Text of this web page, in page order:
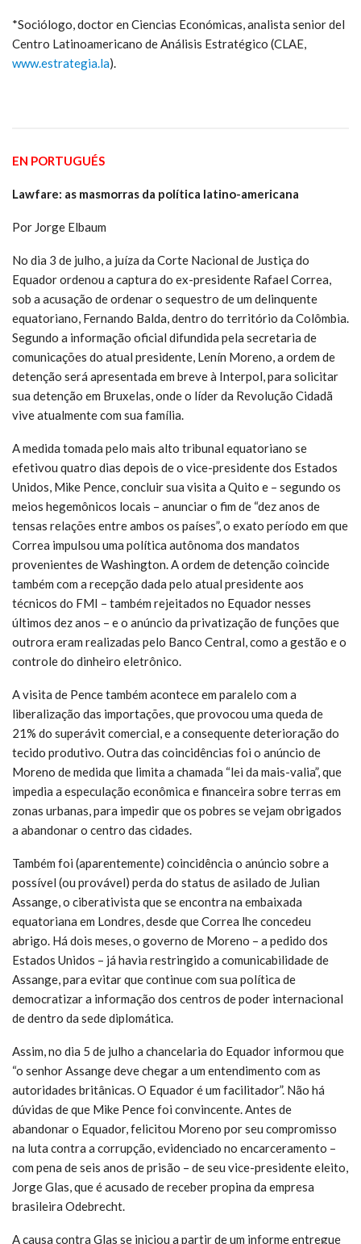
*Sociólogo, doctor en Ciencias Económicas, analista senior del
Centro Latinoamericano de Análisis Estratégico (CLAE,
www.estrategia.la).
EN PORTUGUÉS
Lawfare: as masmorras da política latino-americana
Por Jorge Elbaum
No dia 3 de julho, a juíza da Corte Nacional de Justiça do
Equador ordenou a captura do ex-presidente Rafael Correa,
sob a acusação de ordenar o sequestro de um delinquente
equatoriano, Fernando Balda, dentro do território da Colômbia.
Segundo a informação oficial difundida pela secretaria de
comunicações do atual presidente, Lenín Moreno, a ordem de
detenção será apresentada em breve à Interpol, para solicitar
sua detenção em Bruxelas, onde o líder da Revolução Cidadã
vive atualmente com sua família.
A medida tomada pelo mais alto tribunal equatoriano se
efetivou quatro dias depois de o vice-presidente dos Estados
Unidos, Mike Pence, concluir sua visita a Quito e – segundo os
meios hegemônicos locais – anunciar o fim de “dez anos de
tensas relações entre ambos os países”, o exato período em que
Correa impulsou uma política autônoma dos mandatos
provenientes de Washington. A ordem de detenção coincide
também com a recepção dada pelo atual presidente aos
técnicos do FMI – também rejeitados no Equador nesses
últimos dez anos – e o anúncio da privatização de funções que
outrora eram realizadas pelo Banco Central, como a gestão e o
controle do dinheiro eletrônico.
A visita de Pence também acontece em paralelo com a
liberalização das importações, que provocou uma queda de
21% do superávit comercial, e a consequente deterioração do
tecido produtivo. Outra das coincidências foi o anúncio de
Moreno de medida que limita a chamada “lei da mais-valia”, que
impedia a especulação econômica e financeira sobre terras em
zonas urbanas, para impedir que os pobres se vejam obrigados
a abandonar o centro das cidades.
Também foi (aparentemente) coincidência o anúncio sobre a
possível (ou provável) perda do status de asilado de Julian
Assange, o ciberativista que se encontra na embaixada
equatoriana em Londres, desde que Correa lhe concedeu
abrigo. Há dois meses, o governo de Moreno – a pedido dos
Estados Unidos – já havia restringido a comunicabilidade de
Assange, para evitar que continue com sua política de
democratizar a informação dos centros de poder internacional
de dentro da sede diplomática.
Assim, no dia 5 de julho a chancelaria do Equador informou que
“o senhor Assange deve chegar a um entendimento com as
autoridades britânicas. O Equador é um facilitador”. Não há
dúvidas de que Mike Pence foi convincente. Antes de
abandonar o Equador, felicitou Moreno por seu compromisso
na luta contra a corrupção, evidenciado no encarceramento –
com pena de seis anos de prisão – de seu vice-presidente eleito,
Jorge Glas, que é acusado de receber propina da empresa
brasileira Odebrecht.
A causa contra Glas se iniciou a partir de um informe entregue